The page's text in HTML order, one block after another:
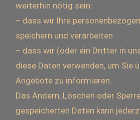
weiterhin nötig sein:
– dass wir Ihre
speichern und verarbeiten
– dass wir (oder ein Dritter in
diese Daten verwenden, um Sie
Angebote zu informieren.
Das Ändern, Löschen oder
gespeicherten Daten kann